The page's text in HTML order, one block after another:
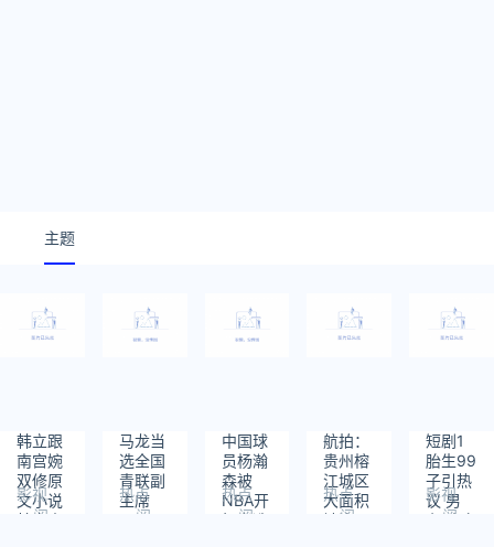
主题
韩立跟
南宫婉
双修原
文小说
韩立南
影视
阅
马龙当
选全国
青联副
主席
热点
阅
中国球
员杨瀚
森被
NBA开
拓者选
热点
阅
航拍：
贵州榕
江城区
大面积
被淹
热点
阅
短剧1
胎生99
子引热
议 男
主:确实
影视
阅